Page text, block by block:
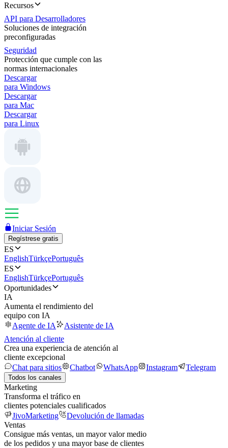
Recursos
API para Desarrolladores
Soluciones de integración
preconfiguradas
Seguridad
Protección que cumple con las
normas internacionales
Descargar
para Windows
Descargar
para Mac
Descargar
para Linux
Iniciar Sesión
Regístrese gratis
ES
EnglishTürkçePortuguês
ES
EnglishTürkçePortuguês
Oportunidades
IA
Aumenta el rendimiento del
equipo con IA
Agente de IA
Asistente de IA
Atención al cliente
Crea una experiencia de atención al
cliente excepcional
Chat para sitios
Chatbot WhatsApp Instagram Telegram
Todos los canales
Marketing
Transforma el tráfico en
clientes potenciales cualificados
JivoMarketing
Devolución de llamadas
Ventas
Consigue más ventas, un mayor valor medio
de los pedidos y una mayor base de clientes